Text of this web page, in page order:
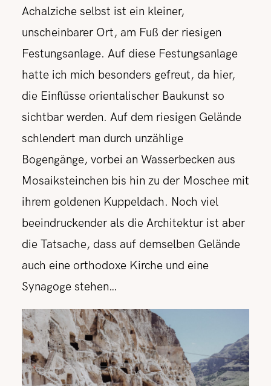
Achalziche selbst ist ein kleiner,
unscheinbarer Ort, am Fuß der riesigen
Festungsanlage. Auf diese Festungsanlage
hatte ich mich besonders gefreut, da hier,
die Einflüsse orientalischer Baukunst so
sichtbar werden. Auf dem riesigen Gelände
schlendert man durch unzählige
Bogengänge, vorbei an Wasserbecken aus
Mosaiksteinchen bis hin zu der Moschee mit
ihrem goldenen Kuppeldach. Noch viel
beeindruckender als die Architektur ist aber
die Tatsache, dass auf demselben Gelände
auch eine orthodoxe Kirche und eine
Synagoge stehen…